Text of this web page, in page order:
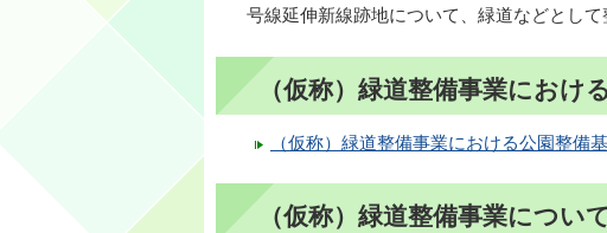
号線延伸新線跡地について、緑道などとし
（仮称）緑道整備事業におけ
（仮称）緑道整備事業における公園整備
（仮称）緑道整備事業につい